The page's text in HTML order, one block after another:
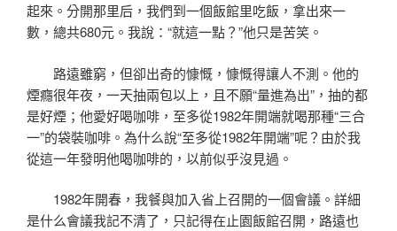
起來。分開那里后，我們到一個飯館里吃飯，拿出來一
數，總共680元。我說：“就這一點？”他只是苦笑。
路遠雖窮，但卻出奇的慷慨，慷慨得讓人不測。他的
煙癮很年夜，一天抽兩包以上，且不願“量進為出”，抽的都
是好煙；他愛好喝咖啡，至多從1982年開端就喝那種“三合
一”的袋裝咖啡。為什么說“至多從1982年開端”呢？由於我
從這一年發明他喝咖啡的，以前似乎沒見過。
1982年開春，我餐與加入省上召開的一個會議。詳細
是什么會議我記不清了，只記得在止園飯館召開，路遠也